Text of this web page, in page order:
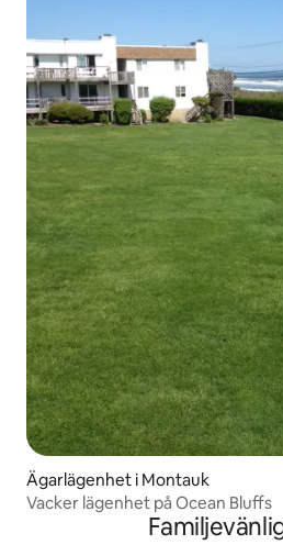
Ägarlägenhet i Montauk
Vacker lägenhet på Ocean Bluffs